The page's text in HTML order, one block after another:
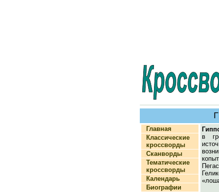
Главная
Классические
кроссворды
Сканворды
Тематические
кроссворды
Календарь
Биографии
в